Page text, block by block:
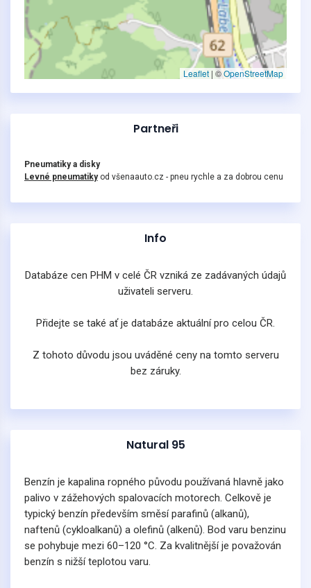
Leaflet | ©OpenStreetMap
Partneři
Pneumatiky a disky
Levné pneumatikyod všenaauto.cz - pneu rychle a za dobrou cenu
Info
Databáze cen PHM v celé ČR vzniká ze zadávaných údajů
uživateli serveru.
Přidejte se také ať je databáze aktuální pro celou ČR.
Z tohoto důvodu jsou uváděné ceny na tomto serveru
bez záruky.
Natural 95
Benzín je kapalina ropného původu používaná hlavně jako
palivo v zážehových spalovacích motorech. Celkově je
typický benzín především směsí parafinů (alkanů),
naftenů (cykloalkanů) a olefinů (alkenů). Bod varu benzinu
se pohybuje mezi 60–120 °C. Za kvalitnější je považován
benzín s nižší teplotou varu.